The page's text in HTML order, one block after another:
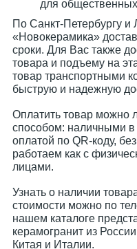
для
По Санкт-Петербургу и
«Новокерамика»
сроки. Для Вас также
товара и подъему на
товар транспортными
быструю и надежную
Оплатить товар
способом: наличными в
оплатой по QR-коду,
работаем как с
лицами.
Узнать о наличии
стоимости можно по
нашем каталоге
керамогранит из
Китая и Италии.